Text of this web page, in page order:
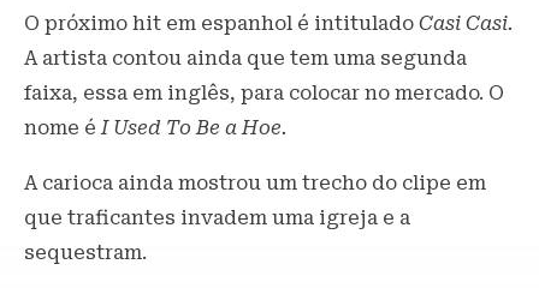
O próximo hit em espanhol é intitulado Casi Casi.
A artista contou ainda que tem uma segunda
faixa, essa em inglês, para colocar no mercado. O
nome éI Used To Be a Hoe.
A carioca ainda mostrou um trecho do clipe em
que traficantes invadem uma igreja e a
sequestram.